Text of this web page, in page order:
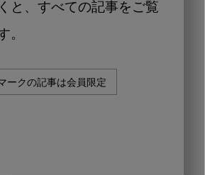
と、すべての記事をご覧
。
ークの記事は会員限定